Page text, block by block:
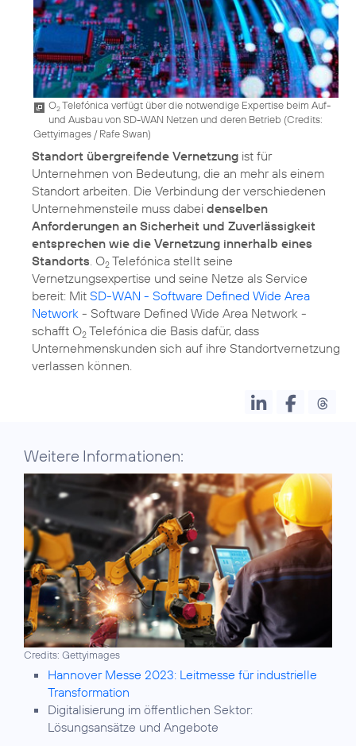
O2Telefónica verfügt über die notwendige Expertise beim Auf-
und Ausbau von SD-WAN Netzen und deren Betrieb (Credits:
Gettyimages / Rafe Swan)
Standort übergreifende Vernetzung ist für
Unternehmen von Bedeutung, die an mehr als einem
Standort arbeiten. Die Verbindung der verschiedenen
Unternehmensteile muss dabei denselben
Anforderungen an Sicherheit und Zuverlässigkeit
entsprechen wie die Vernetzung innerhalb eines
Standorts. O2 Telefónica stellt seine
Vernetzungsexpertise und seine Netze als Service
bereit: Mit SD-WAN - Software Defined Wide Area
Network - Software Defined Wide Area Network -
schafft O2 Telefónica die Basis dafür, dass
Unternehmenskunden sich auf ihre Standortvernetzung
verlassen können.
Weitere Informationen:
Credits: Gettyimages
Hannover Messe 2023: Leitmesse für industrielle
Transformation
Digitalisierung im öffentlichen Sektor:
Lösungsansätze und Angebote